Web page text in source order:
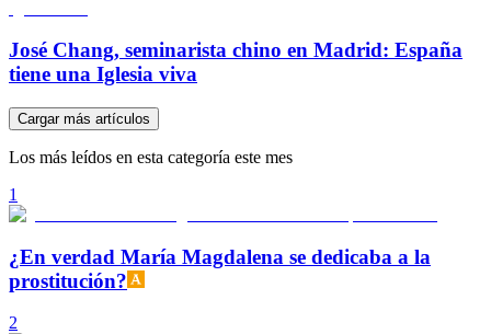
José Chang, seminarista chino en Madrid: España
tiene una Iglesia viva
Cargar más artículos
Los más leídos en esta categoría este mes
1
¿En verdad María Magdalena se dedicaba a la
prostitución?
2